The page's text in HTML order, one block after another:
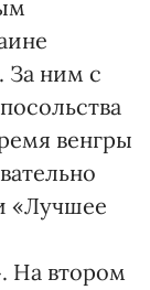
За ним с
венгры
«Лучшее
На втором